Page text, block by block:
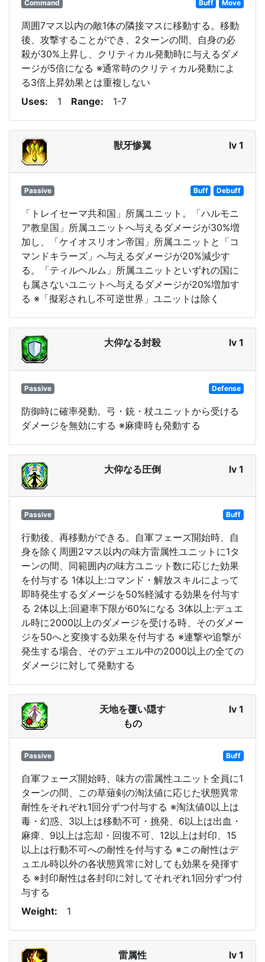
Command Buff Move
周囲7マス以内の敵1体の隣接マスに移動する。移動
後、攻撃することができ、2ターンの間、自身の必
殺が30%上昇し、クリティカル発動時に与えるダメ
ージが5倍になる ※通常時のクリティカル発動によ
る3倍上昇効果とは重複しない
Uses
1 Range 1-7
獣牙惨翼 lv 1
Passive Buff Debuff
「トレイセーマ共和国」所属ユニット。「ハルモニ
ア教皇国」所属ユニットへ与えるダメージが30%増
加し、「ケイオスリオン帝国」所属ユニットと「コ
マンドキラーズ」へ与えるダメージが20%減少す
る。「ティルヘルム」所属ユニットといずれの国に
も属さないユニットへ与えるダメージが20%増加す
る ※「擬彩されし不可逆世界」ユニットは除く
大仰なる封殺 lv 1
Passive Defense
防御時に確率発動。弓・銃・杖ユニットから受ける
ダメージを無効にする ※麻痺時も発動する
大仰なる圧倒 lv 1
Passive Buff
行動後、再移動ができる。自軍フェーズ開始時、自
身を除く周囲2マス以内の味方雷属性ユニットに1タ
ーンの間、同範囲内の味方ユニット数に応じた効果
を付与する 1体以上:コマンド・解放スキルによって
即時発生するダメージを50%軽減する効果を付与す
る 2体以上:回避率下限が60%になる 3体以上:デュエ
ル時に2000以上のダメージを受ける時、そのダメー
ジを50へと変換する効果を付与する ※連撃や追撃が
発生する場合、そのデュエル中の2000以上の全ての
ダメージに対して発動する
天地を覆い隠す
もの
lv 1
Passive Buff
自軍フェーズ開始時、味方の雷属性ユニット全員に1
ターンの間、この草薙剣の淘汰値に応じた状態異常
耐性をそれぞれ1回分ずつ付与する ※淘汰値0以上は
毒・幻惑、3以上は移動不可・挑発、6以上は出血・
麻痺、9以上は忘却・回復不可、12以上は封印、15
以上は行動不可への耐性を付与する ※この耐性はデ
ュエル時以外の各状態異常に対しても効果を発揮す
る ※封印耐性は各封印に対してそれぞれ1回分ずつ付
与する
Weight
1
雷属性 lv 1